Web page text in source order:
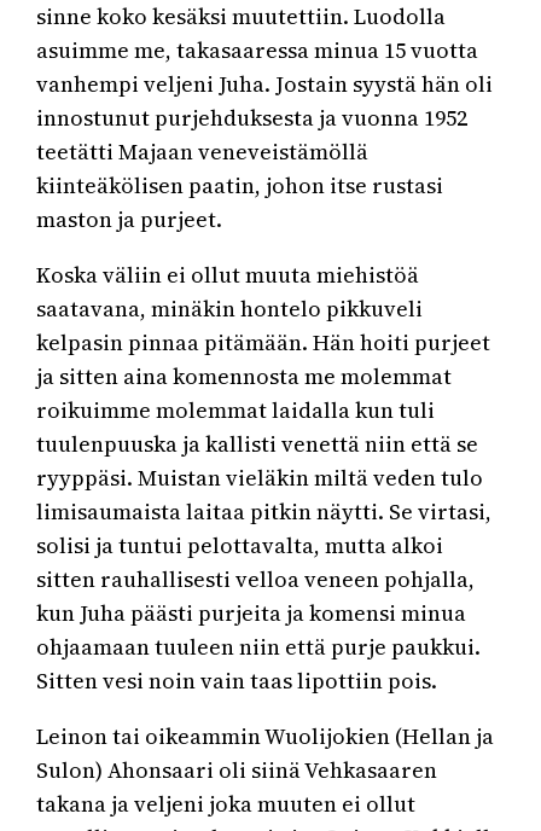
sinne koko kesäksi muutettiin. Luodolla
asuimme me, takasaaressa minua 15 vuotta
vanhempi veljeni Juha. Jostain syystä hän oli
innostunut purjehduksesta ja vuonna 1952
teetätti Majaan veneveistämöllä
kiinteäkölisen paatin, johon itse rustasi
maston ja purjeet.
Koska väliin ei ollut muuta miehistöä
saatavana, minäkin hontelo pikkuveli
kelpasin pinnaa pitämään. Hän hoiti purjeet
ja sitten aina komennosta me molemmat
roikuimme molemmat laidalla kun tuli
tuulenpuuska ja kallisti venettä niin että se
ryyppäsi. Muistan vieläkin miltä veden tulo
limisaumaista laitaa pitkin näytti. Se virtasi,
solisi ja tuntui pelottavalta, mutta alkoi
sitten rauhallisesti velloa veneen pohjalla,
kun Juha päästi purjeita ja komensi minua
ohjaamaan tuuleen niin että purje paukkui.
Sitten vesi noin vain taas lipottiin pois.
Leinon tai oikeammin Wuolijokien (Hellan ja
Sulon) Ahonsaari oli siinä Vehkasaaren
takana ja veljeni joka muuten ei ollut